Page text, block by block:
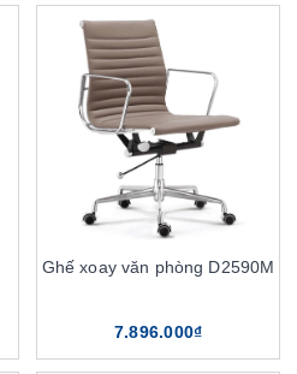
Ghế xoay văn phòng D2590M
7.896.000₫